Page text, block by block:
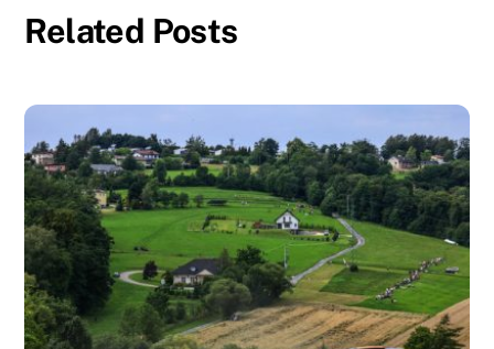
Related Posts